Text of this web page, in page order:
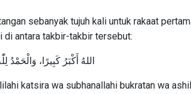
sebanyak tujuh kali untuk rakaat
di antara takbir-takbir tersebut:
اللهُ أَكْبَرُ كَبِيرًا، وَالْحَمْدُ
katsira wa subhanallahi bukratan wa